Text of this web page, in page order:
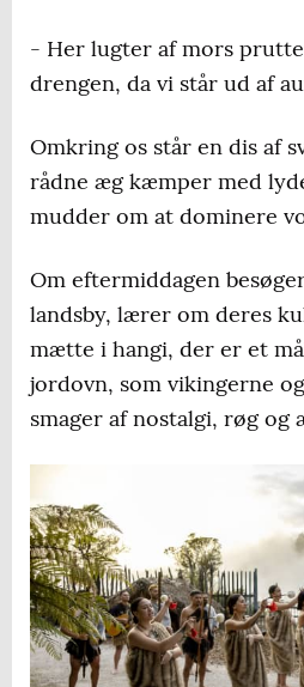
- Her lugter af mors
drengen, da vi står ud af
Omkring os står en dis af
rådne æg kæmper med
mudder om at dominere
Om eftermiddagen
landsby, lærer om deres
mætte i hangi, der er et
jordovn, som vikingerne
smager af nostalgi, røg og